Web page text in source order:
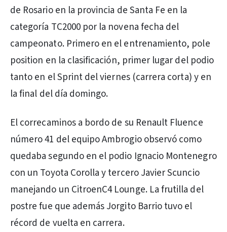
de Rosario en la provincia de Santa Fe en la
categoría TC2000 por la novena fecha del
campeonato. Primero en el entrenamiento, pole
position en la clasificación, primer lugar del podio
tanto en el Sprint del viernes (carrera corta) y en
la final del día domingo.
El correcaminos a bordo de su Renault Fluence
número 41 del equipo Ambrogio observó como
quedaba segundo en el podio Ignacio Montenegro
con un Toyota Corolla y tercero Javier Scuncio
manejando un CitroenC4 Lounge. La frutilla del
postre fue que además Jorgito Barrio tuvo el
récord de vuelta en carrera.